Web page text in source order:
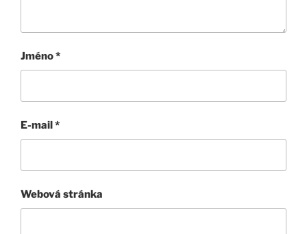
Jméno*
E-mail*
Webová stránka